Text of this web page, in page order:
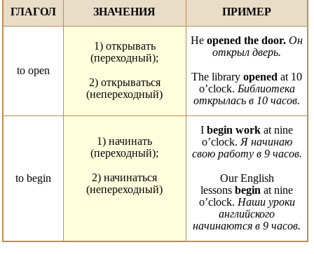
ГЛАГОЛ ЗНАЧЕНИЯ ПРИМЕР
to open
1) открывать
(переходный);
2) открываться
(непереходный)
Не opened the door.Он
открыл дверь.
The library opened at 10
o’clock. Библиотека
открылась в 10 часов.
to begin
1) начинать
(переходный);
2) начинаться
(непереходный)
I begin work at nine
o’clock. Я начинаю
свою работу в 9 часов.
Our English
lessons begin at nine
o’clock. Наши уроки
английского
начинаются в 9 часов.